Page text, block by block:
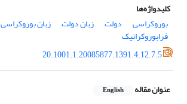
کلیدواژه‌ها
بوروکراسی
دولت زبان دولت زبان بوروکراسی
فرابوروکراتیک
20.1001.1.20085877.1391.4.12.7.5
عنوان مقاله English